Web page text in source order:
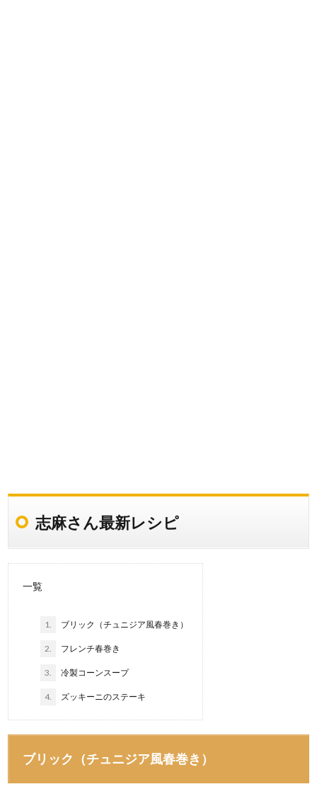
志麻さん最新レシピ
一覧
1. ブリック（チュニジア風春巻き）
2. フレンチ春巻き
3. 冷製コーンスープ
4. ズッキーニのステーキ
ブリック（チュニジア風春巻き）